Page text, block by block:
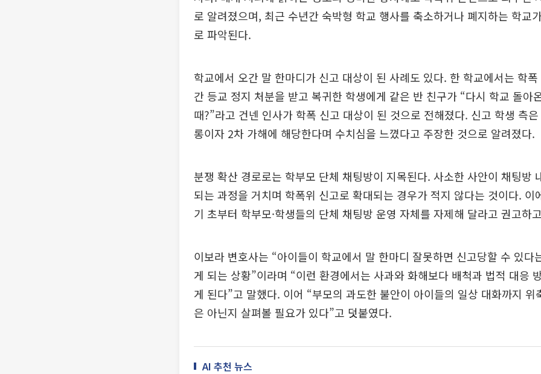
로 알려졌으며, 최근 수년간 숙박형 학교 행사를 축소하거나 폐지하는 학교
로 파악된다.
학교에서 오간 말 한마디가 신고 대상이 된 사례도 있다. 한 학교에서는 학폭
간 등교 정지 처분을 받고 복귀한 학생에게 같은 반 친구가 “다시 학교 돌아
때?”라고 건넨 인사가 학폭 신고 대상이 된 것으로 전해졌다. 신고 학생 측
롱이자 2차 가해에 해당한다며 수치심을 느꼈다고 주장한 것으로 알려졌다.
분쟁 확산 경로로는 학부모 단체 채팅방이 지목된다. 사소한 사안이 채팅방
되는 과정을 거치며 학폭위 신고로 확대되는 경우가 적지 않다는 것이다. 이
기 초부터 학부모·학생들의 단체 채팅방 운영 자체를 자제해 달라고 권고하
이보라 변호사는 “아이들이 학교에서 말 한마디 잘못하면 신고당할 수 있다
게 되는 상황”이라며 “이런 환경에서는 사과와 화해보다 배척과 법적 대응
게 된다”고 말했다. 이어 “부모의 과도한 불안이 아이들의 일상 대화까지 위
은 아닌지 살펴볼 필요가 있다”고 덧붙였다.
AI 추천 뉴스